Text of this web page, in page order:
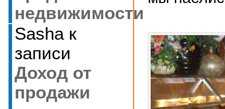
недвижимости
Sashaк
записи
Доход от
продажи